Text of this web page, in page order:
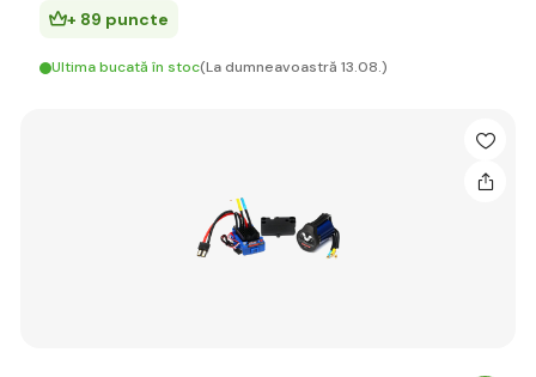
+ 89 puncte
Ultima bucată în stoc(La dumneavoastră 13.08.)